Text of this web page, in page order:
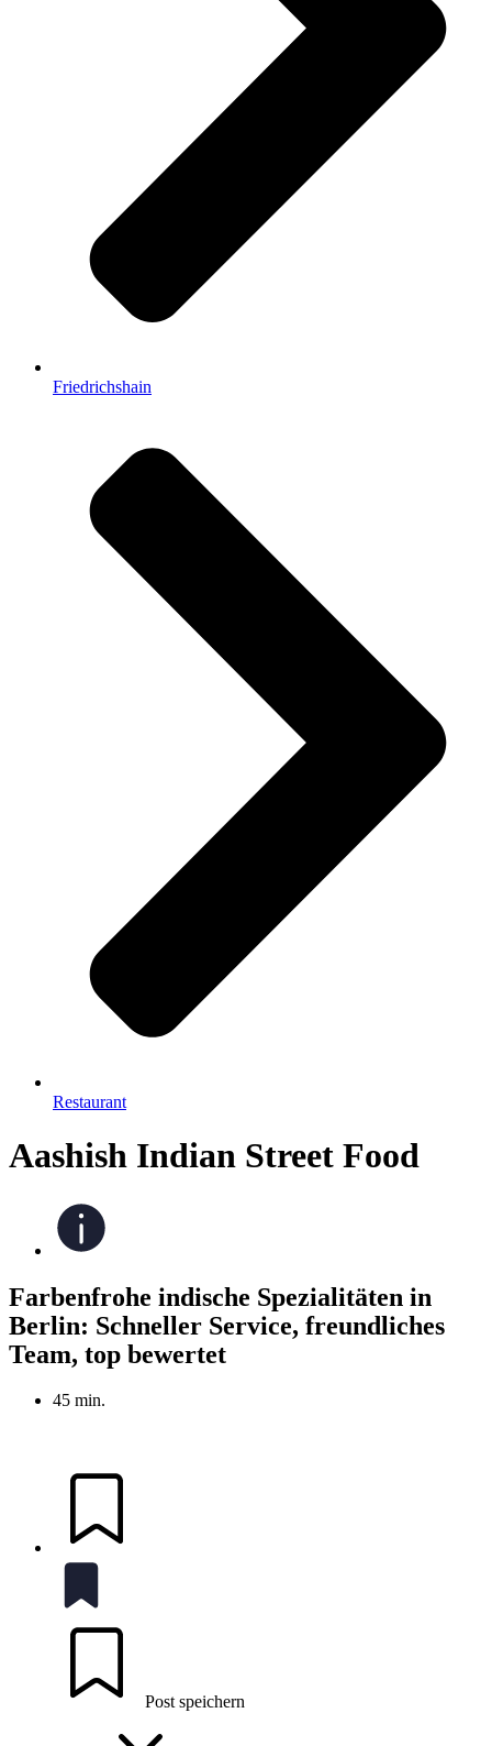
Friedrichshain
Restaurant
Aashish Indian Street Food
Farbenfrohe indische Spezialitäten in
Berlin: Schneller Service, freundliches
Team, top bewertet
45 min.
Post speichern